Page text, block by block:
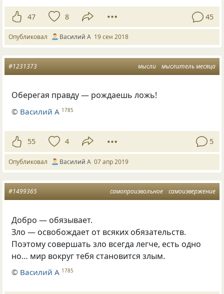
47 8 45
Опубликовал Василий А 19 сен 2018
мысли мыслитель месяца
#1231373
Оберегая правду — рождаешь ложь!
© Василий А 1785
55 4 5
Опубликовал Василий А 07 апр 2019
самопроизвольное самоизвержение
#1499365
Добро — обязывает.
Зло — освобождает от всяких обязательств.
Поэтому совершать зло всегда легче, есть одно
но… мир вокруг тебя становится злым.
© Василий А 1785